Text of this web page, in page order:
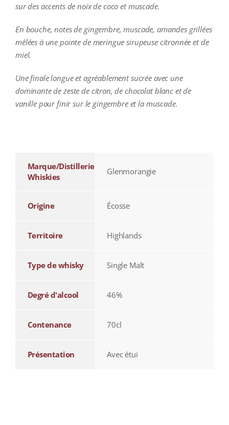
sur des accents de noix de coco et muscade.
En bouche, notes de gingembre, muscade, amandes grillées
mêlées à une pointe de meringue sirupeuse citronnée et de
miel.
Une finale longue et agréablement sucrée avec une
dominante de zeste de citron, de chocolat blanc et de
vanille pour finir sur le gingembre et la muscade.
Marque/Distillerie
Whiskies
Glenmorangie
Origine Écosse
Territoire Highlands
Type de whisky Single Malt
Degré d'alcool 46%
Contenance 70cl
Présentation Avec étui